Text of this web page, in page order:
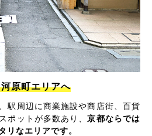
原町エリアへ
駅周辺に商業施設や商店街、百貨
ポットが多数あり、京都ならでは
リなエリアです。